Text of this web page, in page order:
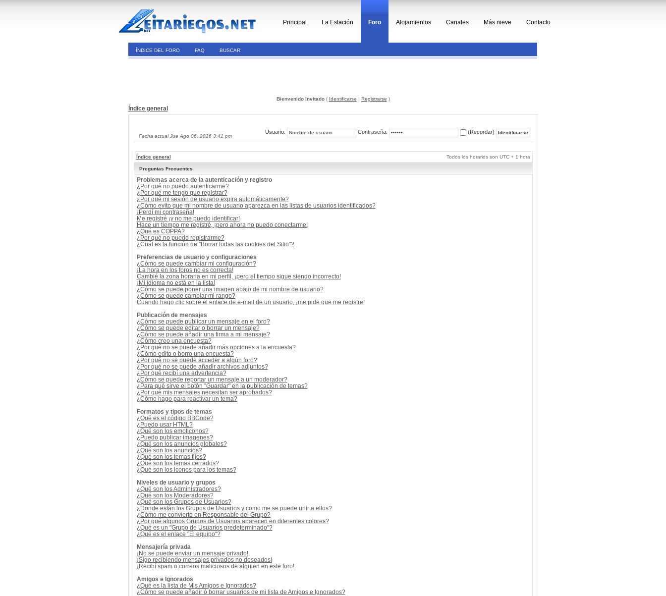
Principal La Estación Foro Alojamientos Canales Más nieve Contacto
ÍNDICE DEL FORO FAQ BUSCAR
Bienvenido Invitado( Identificarse | Registrarse )
Índice general
Fecha actual Jue Ago 06, 2026 3:41 pm
Usuario: Contraseña: (Recordar)
Índice general Todos los horarios son UTC + 1 hora
Preguntas Frecuentes
Problemas acerca de la autenticación y registro
¿Por qué no puedo autenticarme?
¿Por qué me tengo que registrar?
¿Por qué mi sesión de usuario expira automáticamente?
¿Cómo evito que mi nombre de usuario aparezca en las listas de usuarios identificados?
¡Perdí mi contraseña!
Me registré ¡y no me puedo identificar!
Hace un tiempo me registré, ¡pero ahora no puedo conectarme!
¿Qué es COPPA?
¿Por qué no puedo registrarme?
¿Cuál es la función de "Borrar todas las cookies del Sitio"?
Preferencias de usuario y configuraciones
¿Cómo se puede cambiar mi configuración?
¡La hora en los foros no es correcta!
Cambié la zona horaria en mi perfil, ¡pero el tiempo sigue siendo incorrecto!
¡Mi idioma no está en la lista!
¿Cómo se puede poner una imagen abajo de mi nombre de usuario?
¿Cómo se puede cambiar mi rango?
Cuando hago clic sobre el enlace de e-mail de un usuario, ¡me pide que me registre!
Publicación de mensajes
¿Cómo se puede publicar un mensaje en el foro?
¿Cómo se puede editar o borrar un mensaje?
¿Cómo se puede añadir una firma a mi mensaje?
¿Cómo creo una encuesta?
¿Por qué no se puede añadir más opciones a la encuesta?
¿Cómo edito o borro una encuesta?
¿Por qué no se puede acceder a algún foro?
¿Por qué no se puede añadir archivos adjuntos?
¿Por qué recibí una advertencia?
¿Cómo se puede reportar un mensaje a un moderador?
¿Para qué sirve el botón "Guardar" en la publicación de temas?
¿Por qué mis mensajes necesitan ser aprobados?
¿Cómo hago para reactivar un tema?
Formatos y tipos de temas
¿Qué es el código BBCode?
¿Puedo usar HTML?
¿Qué son los emoticonos?
¿Puedo publicar imagenes?
¿Qué son los anuncios globales?
¿Qué son los anuncios?
¿Qué son los temas fijos?
¿Qué son los temas cerrados?
¿Qué son los iconos para los temas?
Niveles de usuario y grupos
¿Qué son los Administradores?
¿Qué son los Moderadores?
¿Qué son los Grupos de Usuarios?
¿Donde están los Grupos de Usuarios y como me se puede unir a ellos?
¿Cómo me convierto en Responsable del Grupo?
¿Por qué algunos Grupos de Usuarios aparecen en diferentes colores?
¿Qué es un "Grupo de Usuarios predeterminado"?
¿Qué es el enlace "El equipo"?
Mensajería privada
¡No se puede enviar un mensaje privado!
¡Sigo recibiendo mensajes privados no deseados!
¡Recibí spam o correos maliciosos de alguien en este foro!
Amigos e Ignorados
¿Qué es la lista de Mis Amigos e Ignorados?
¿Cómo se puede añadir ó borrar usuarios de mi lista de Amigos e Ignorados?